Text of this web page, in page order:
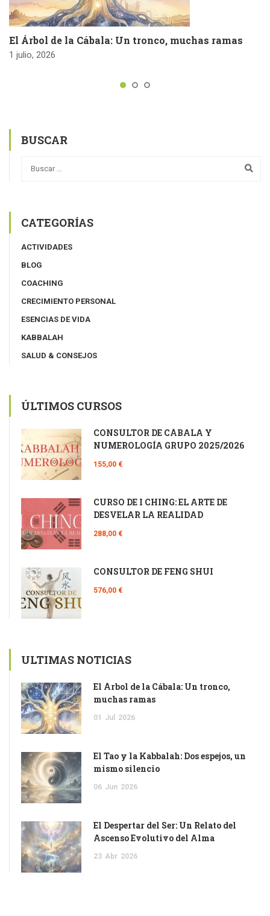
El Árbol de la Cábala: Un tronco, muchas ramas
1 julio, 2026
BUSCAR
CATEGORÍAS
ACTIVIDADES
BLOG
COACHING
CRECIMIENTO PERSONAL
ESENCIAS DE VIDA
KABBALAH
SALUD & CONSEJOS
ÚLTIMOS CURSOS
CONSULTOR DE CÁBALA Y
NUMEROLOGÍA GRUPO 2025/2026
155,00 €
CURSO DE I CHING: EL ARTE DE
DESVELAR LA REALIDAD
288,00 €
CONSULTOR DE FENG SHUI
576,00 €
ULTIMAS NOTICIAS
El Árbol de la Cábala: Un tronco,
muchas ramas
01 Jul 2026
El Tao y la Kabbalah: Dos espejos, un
mismo silencio
06 Jun 2026
El Despertar del Ser: Un Relato del
Ascenso Evolutivo del Alma
23 Abr 2026